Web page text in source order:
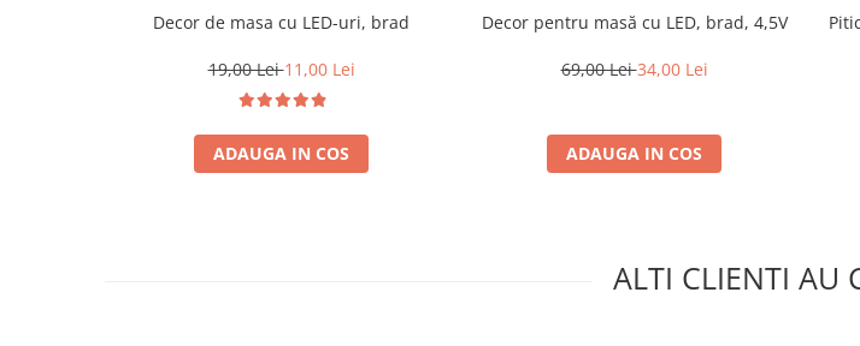
Decor de masa cu LED-uri, brad
19,00 Lei11,00 Lei
ADAUGA IN COS
Decor pentru masă cu LED, brad, 4,5V
69,00 Lei34,00 Lei
ADAUGA IN COS
ALTI CLIENTI AU